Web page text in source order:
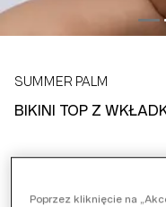
SUMMER PALM
BIKINI TOP Z
Poprzez kliknięcie na